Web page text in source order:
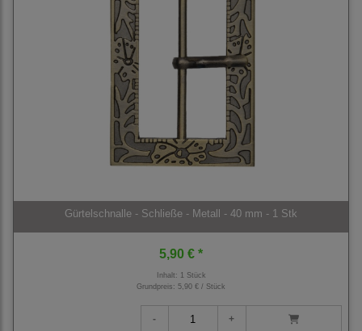
Gürtelschnalle - Schließe - Metall - 40 mm - 1 Stk
5,90 € *
Inhalt: 1 Stück
Grundpreis: 5,90 € / Stück